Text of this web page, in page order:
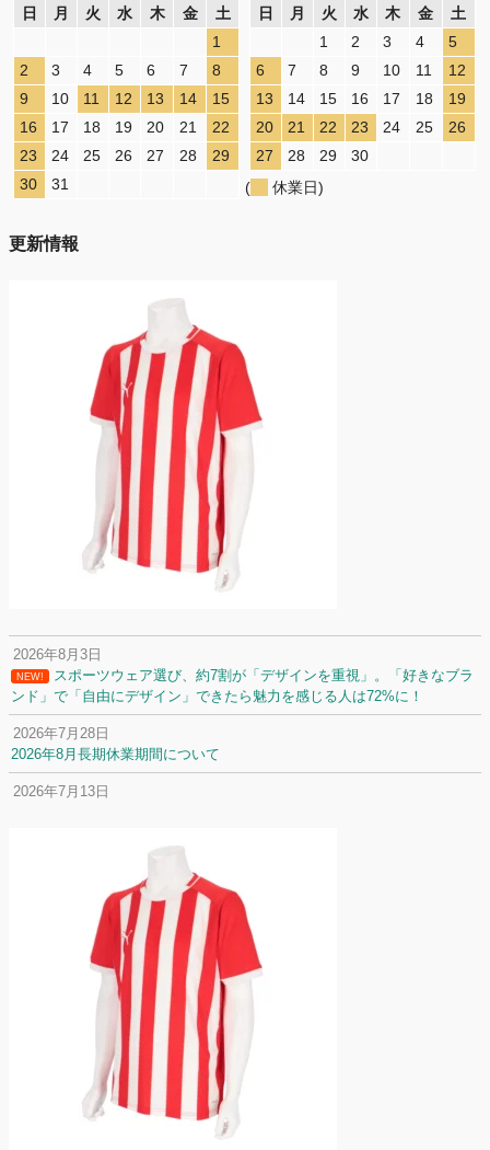
日 月 火 水 木 金
土
1
2
3 4 5 6 7
8
9
10 11 12 13 14
15
16
17 18 19 20 21
22
23
24 25 26 27 28
29
30
31
日 月 火 水 木 金
土
1
2 3 4
5
6
7 8 9 10 11
12
13
14 15 16 17 18
19
20
21 22 23 24 25
26
27
28 29
30
(
休業日)
更新情報
2026年8月3日
NEW!
スポーツウェア選び、約7割が「デザインを重視」。「好きなブラ
ンド」で「自由にデザイン」できたら魅力を感じる人は72%に！
2026年7月28日
2026年8月長期休業期間について
2026年7月13日
名前入りユニフォームで子どもの自信が「プラスになった」と感じた保
護者は約67%！「やや高いと感じたが納得して購入した」と価値を実感
する声も32.7%に！
2026年6月15日
応援ユニフォーム、約53％が「会場に一体感があってよい」と回答。チ
ームへの愛情が伝わる応援スタイルとは？